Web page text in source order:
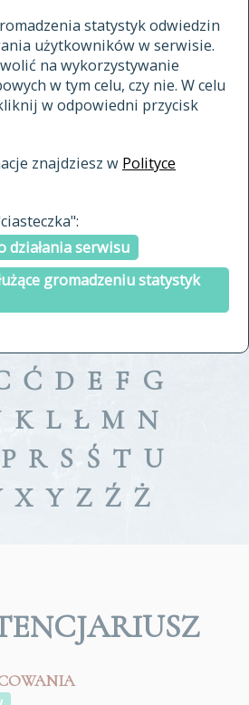
statystyk odwiedzin
użytkowników w serwisie.
na wykorzystywanie
w tym celu, czy nie. W celu
w odpowiedni przycisk
znajdziesz w Polityce
działania serwisu
gromadzeniu statystyk
a tergo
Ć D E F G
K L Ł M N
P R S Ś T U
X Y Z Ź Ż